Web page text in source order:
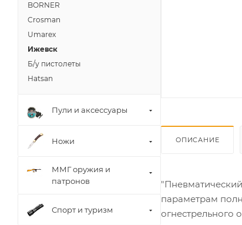
ОПИСАНИЕ
параметрам
огнестрельного
BORNER
Crosman
Umarex
Ижевск
Б/у пистолеты
Hatsan
Пули и аксессуары
Ножи
ММГ оружия и
патронов
Спорт и туризм